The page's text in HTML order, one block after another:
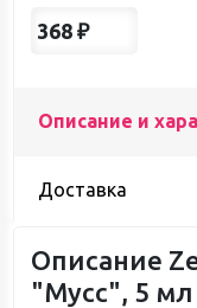
368 ₽
Описание и
Доставка
Описание
"Мусс", 5